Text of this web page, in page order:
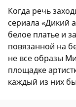
Когда речь
сериала «Дикий
белое платье и
повязанной на
не все образы
площадке
каждый из них